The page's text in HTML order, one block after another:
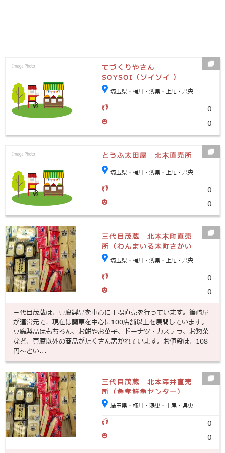
てづくりやさん
SOYSOI（ソイソイ ）
埼玉県・桶川・鴻巣・上尾・県央
0
0
とうふ太田屋 北本直売所
埼玉県・桶川・鴻巣・上尾・県央
0
0
三代目茂蔵 北本本町直売
所（わんまいる本町さかい
や店内）
埼玉県・桶川・鴻巣・上尾・県央
0
0
三代目茂蔵は、豆腐製品を中心に工場直売を行っています。篠崎屋
が運営元で、現在は関東を中心に100店舗以上を展開しています。
豆腐製品はもちろん、お餅やお菓子、ドーナツ・カステラ、お惣菜
など、豆腐以外の商品がたくさん置かれています。お値段は、108
円～とい...
三代目茂蔵 北本深井直売
所（魚孝鮮魚センター）
埼玉県・桶川・鴻巣・上尾・県央
0
0